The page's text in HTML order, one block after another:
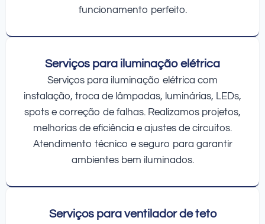
funcionamento perfeito.
Serviços para iluminação elétrica
Serviços para iluminação elétrica com
instalação, troca de lâmpadas, luminárias, LEDs,
spots e correção de falhas. Realizamos projetos,
melhorias de eficiência e ajustes de circuitos.
Atendimento técnico e seguro para garantir
ambientes bem iluminados.
Serviços para ventilador de teto